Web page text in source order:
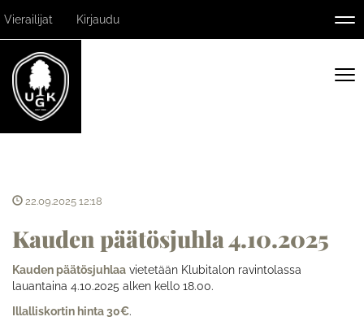
Vierailijat Kirjaudu
22.09.2025 12:18
Kauden päätösjuhla 4.10.2025
Kauden päätösjuhlaa vietetään Klubitalon ravintolassa
lauantaina 4.10.2025 alken kello 18.00.
Illalliskortin hinta 30€.